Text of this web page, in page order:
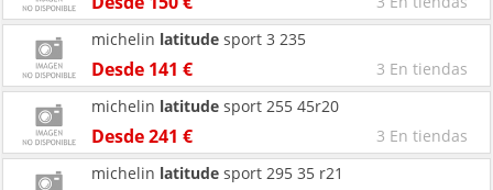
Desde 141 € 3 En tiendas
michelin latitude sport 3 235
Desde 241 € 3 En tiendas
michelin latitude sport 255 45r20
michelin latitude sport 295 35 r21